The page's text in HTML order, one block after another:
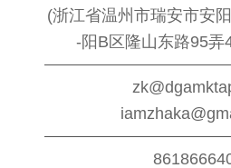
(浙江省温州市瑞安市安
阳B区隆山东路95弄